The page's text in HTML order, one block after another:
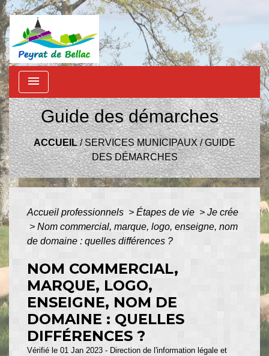
menu
Guide des démarches
ACCUEIL/SERVICES MUNICIPAUX/GUIDE
DES DÉMARCHES
Accueil professionnels > Étapes de vie > Je crée
> Nom commercial, marque, logo, enseigne, nom
de domaine : quelles différences ?
NOM COMMERCIAL,
MARQUE, LOGO,
ENSEIGNE, NOM DE
DOMAINE : QUELLES
DIFFÉRENCES ?
Vérifié le 01 Jan 2023 - Direction de l'information légale et